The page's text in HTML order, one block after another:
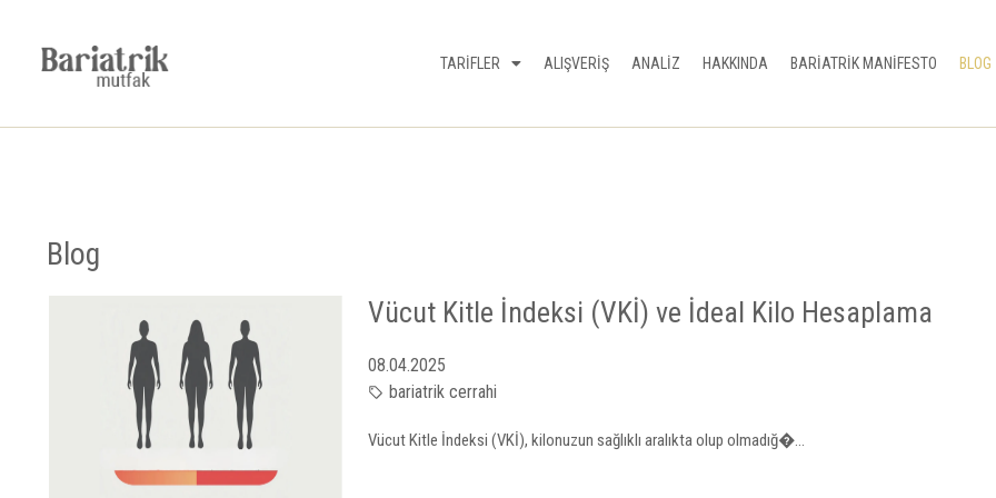
TARİFLER ALIŞVERİŞ ANALİZ HAKKINDA BARİATRİK MANİFESTO BLOG
Blog
Vücut Kitle İndeksi (VKİ) ve İdeal Kilo Hesaplama
08.04.2025
bariatrik cerrahi
Vücut Kitle İndeksi (VKİ), kilonuzun sağlıklı aralıkta olup olmadığ�...